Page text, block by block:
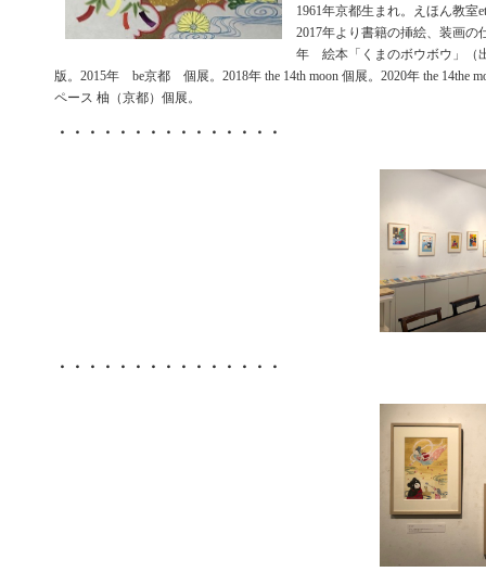
1961年京都生まれ。えほん教室
2017年より書籍の挿絵、装画の
年 絵本「くまのボウボウ」（
版。2015年 be京都 個展。2018年 the 14th moon 個展。2020年 the 14the
ペース 柚（京都）個展。
・・・・・・・・・・・・・・・
・・・・・・・・・・・・・・・